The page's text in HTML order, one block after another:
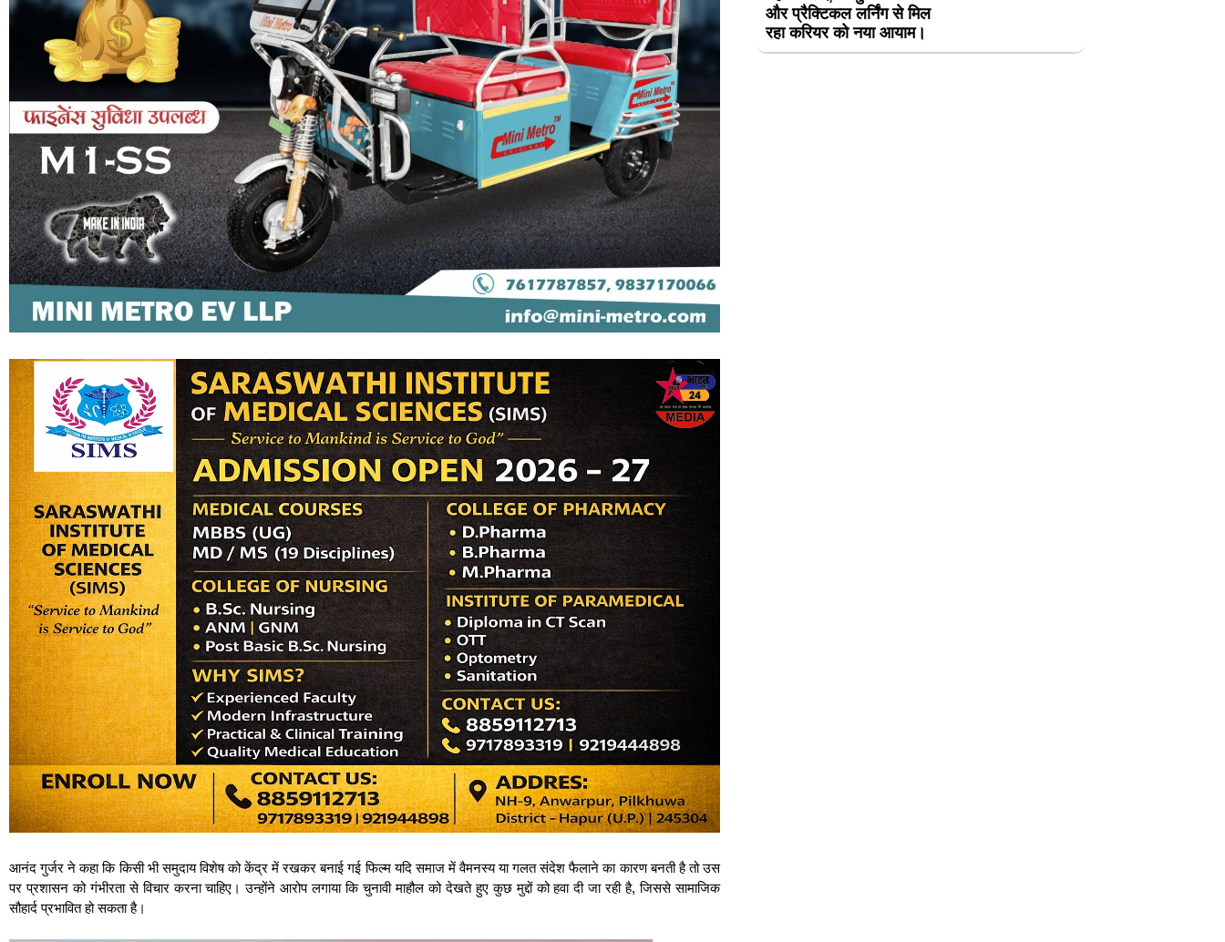
आनंद गुर्जर ने कहा कि किसी भी समुदाय विशेष को केंद्र में रखकर बनाई गई फिल्म यदि समाज में वैमनस्य या गलत संदेश फैलाने का कारण बनती है तो उस
पर प्रशासन को गंभीरता से विचार करना चाहिए। उन्होंने आरोप लगाया कि चुनावी माहौल को देखते हुए कुछ मुद्दों को हवा दी जा रही है, जिससे सामाजिक
सौहार्द प्रभावित हो सकता है।
और प्रैक्टिकल लर्निंग से मिल
रहा करियर को नया आयाम।